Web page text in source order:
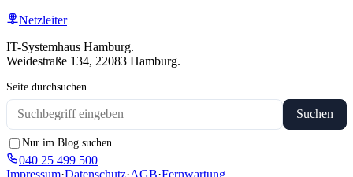
Netzleiter
IT-Systemhaus Hamburg.
Weidestraße 134, 22083 Hamburg.
Seite durchsuchen
Suchen
Nur im Blog suchen
040 25 499 500
Impressum·Datenschutz·AGB·Fernwartung